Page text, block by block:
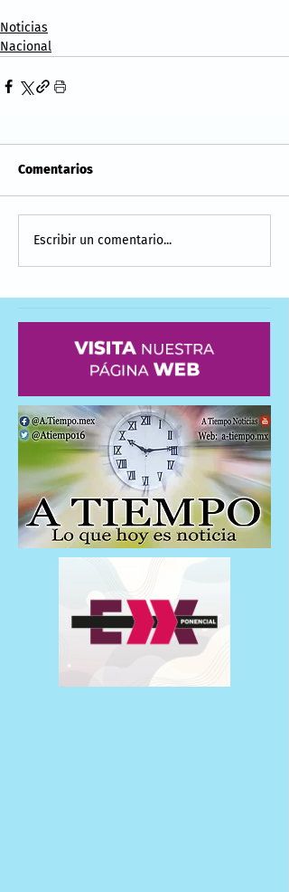
Noticias
Nacional
Comentarios
Escribir un comentario...